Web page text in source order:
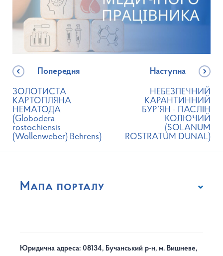
Попередня
ЗОЛОТИСТА
КАРТОПЛЯНА
НЕМАТОДА
(Globodera
rostochiensis
(Wollenweber) Behrens)
Наступна
НЕБЕЗПЕЧНИЙ
КАРАНТИННИЙ
БУР’ЯН - ПАСЛІН
КОЛЮЧИЙ
(SOLANUM
ROSTRATUM DUNAL)
Мапа порталу
Юридична адреса: 08134, Бучанський р-н, м. Вишневе,